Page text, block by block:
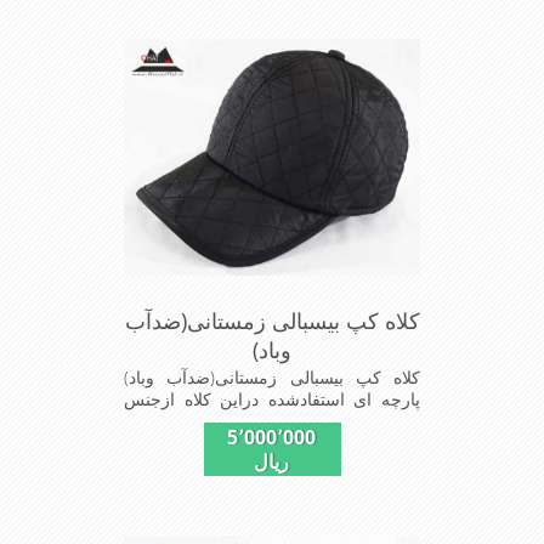
عالی,دوخت مناسب,سبکی, خوش فرمی
ازدیگرخصوصیات این کلاه می باشند
کلاه کپ بیسبالی زمستانی(ضدآب
وباد)
کلاه کپ بیسبالی زمستانی(ضدآب وباد)
پارچه ای استفادشده دراین کلاه ازجنس
ازجنس شمعی برای دوخت کاپشن بارانی
استفاده می شودبا آستر ضخیم که مناسب
5٬000٬000
ریال